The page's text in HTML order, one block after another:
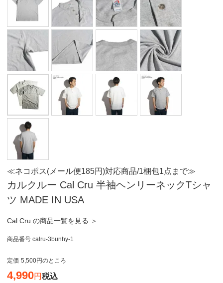
≪ネコポス(メール便185円)対応商品/1梱包1点まで≫
カルクルー Cal Cru 半袖ヘンリーネックTシャ
ツ MADE IN USA
Cal Cru の商品一覧を見る ＞
商品番号 calru-3bunhy-1
定価 5,500 のところ
4,990 税込